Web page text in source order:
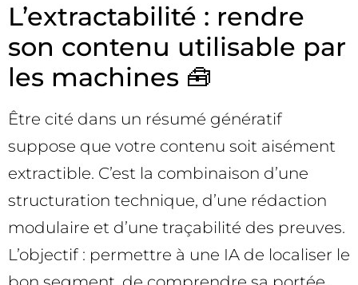
L’extractabilité : rendre
son contenu utilisable par
les machines 🧰
Être cité dans un résumé génératif
suppose que votre contenu soit aisément
extractible. C’est la combinaison d’une
structuration technique, d’une rédaction
modulaire et d’une traçabilité des preuves.
L’objectif : permettre à une IA de localiser le